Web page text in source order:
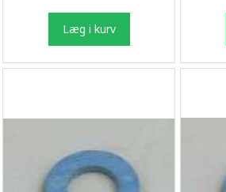
Læg i kurv